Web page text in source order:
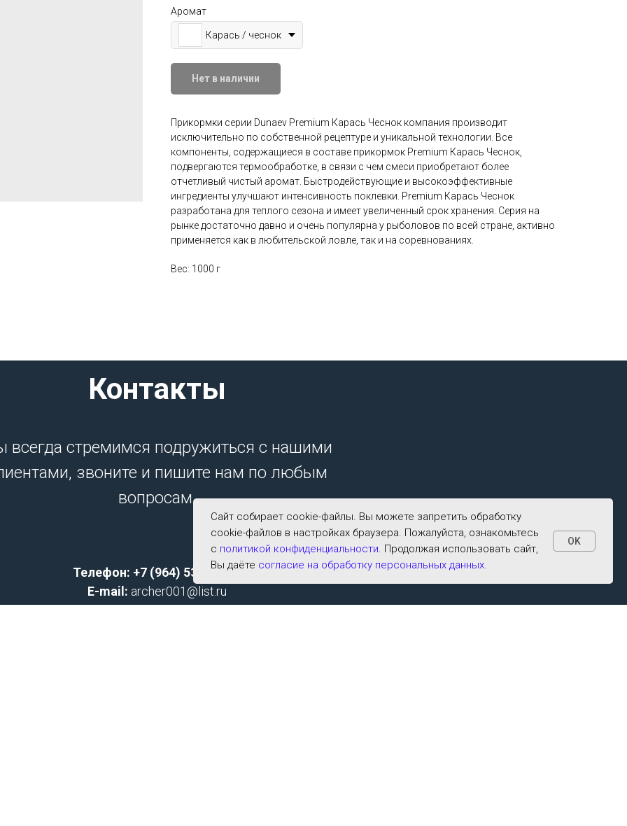
Аромат
Карась / чеснок
Нет в наличии
Прикормки серии Dunaev Premium Карась Чеснок компания производит
исключительно по собственной рецептуре и уникальной технологии. Все
компоненты, содержащиеся в составе прикормок Premium Карась Чеснок,
подвергаются термообработке, в связи с чем смеси приобретают более
отчетливый чистый аромат. Быстродействующие и высокоэффективные
ингредиенты улучшают интенсивность поклевки. Premium Карась Чеснок
разработана для теплого сезона и имеет увеличенный срок хранения. Серия на
рынке достаточно давно и очень популярна у рыболовов по всей стране, активно
применяется как в любительской ловле, так и на соревнованиях.
Вес: 1000 г
Контакты
всегда стремимся подружиться с нашими
звоните и пишите нам по любым
вопросам.
Телефон: +7 (964) 533-2591;
E-mail: archer001@list.ru
Сайт собирает cookie-файлы. Вы можете запретить обработку
cookie-файлов в настройках браузера. Пожалуйста, ознакомьтесь
с политикой конфиденциальности. Продолжая использовать сайт,
Вы даёте согласие на обработку персональных данных.
OK